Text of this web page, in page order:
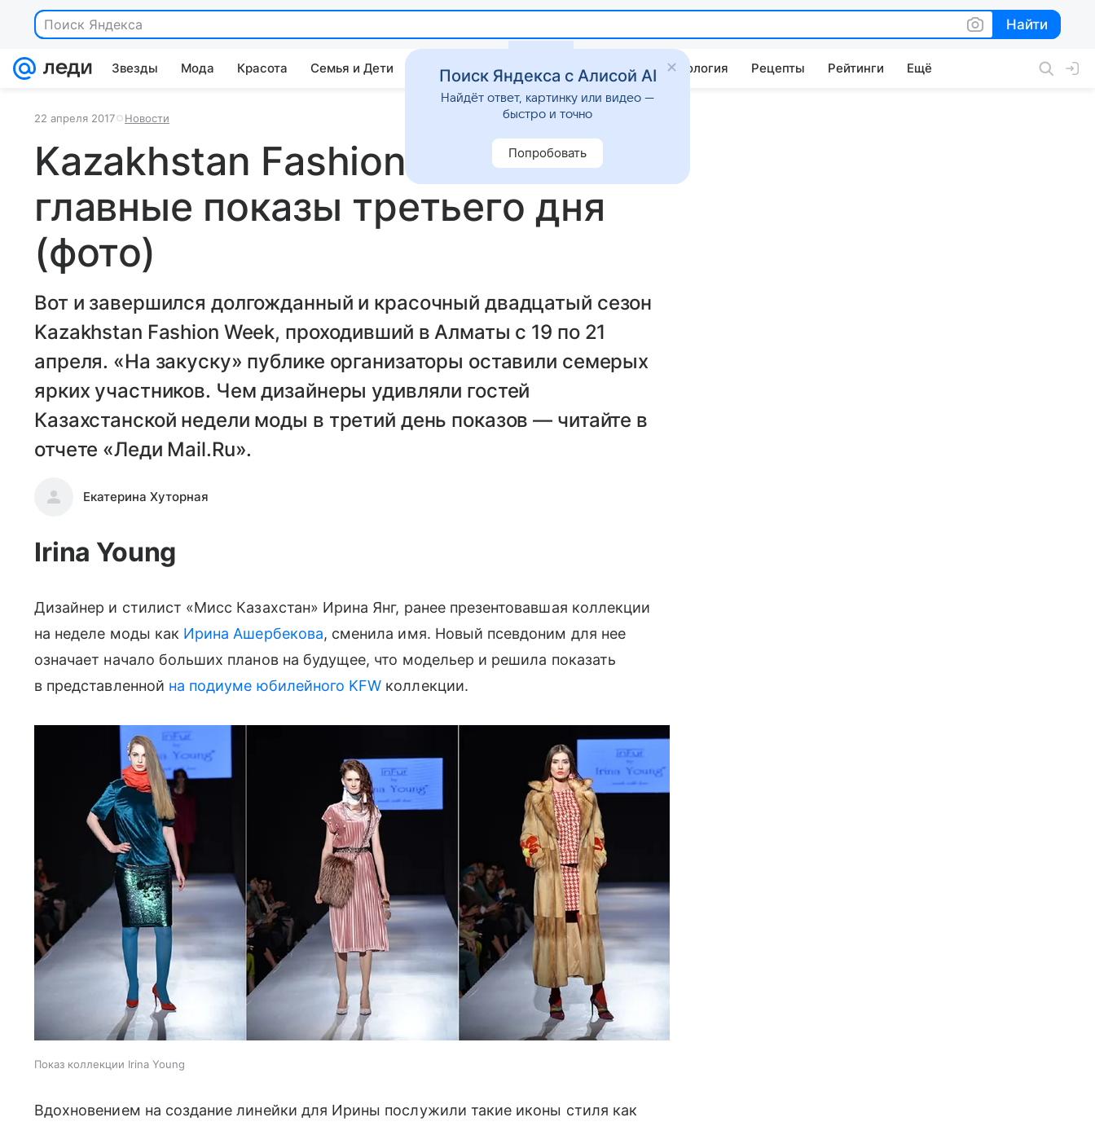
Поиск Яндекса Найти
Найти
Звезды Мода Красота Семья и Дети Дом Гороскопы Стиль жизни Психология Рецепты Рейтинги Ещё
22 апреля 2017 Новости
Kazakhstan Fashion Week:
главные показы третьего дня
(фото)
Вот и завершился долгожданный и красочный двадцатый сезон
Kazakhstan Fashion Week, проходивший в Алматы с 19 по 21
апреля. «На закуску» публике организаторы оставили семерых
ярких участников. Чем дизайнеры удивляли гостей
Казахстанской недели моды в третий день показов — читайте в
отчете «Леди Mail.Ru».
Екатерина Хуторная
Irina Young
Дизайнер и стилист «Мисс Казахстан» Ирина Янг, ранее презентовавшая коллекции
на неделе моды как Ирина Ашербекова, сменила имя. Новый псевдоним для нее
означает начало больших планов на будущее, что модельер и решила показать
в представленной на подиуме юбилейного KFW коллекции.
Показ коллекции Irina Young
Вдохновением на создание линейки для Ирины послужили такие иконы стиля как
Поиск Яндекса с Алисой AI
Найдёт ответ, картинку или видео —
быстро и точно
Попробовать